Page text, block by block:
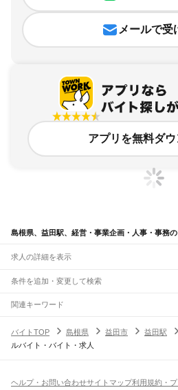
メールで受
アプリを無料ダ
島根県、益田駅、経営・事業企画・人事・事務
求人の詳細を表示
条件を追加・変更して検索
市区町村を追加・変更
島根県すべて
松江市浜田市 出雲市
駅を追加・変更
仁万駅馬路駅湯里駅温泉津駅石見福光駅黒松
職種を追加・変更
飲食・フードサービスすべて
関連キーワード
バイトTOP
島根県 益田市 益田駅
ルバイト・バイト・求人
ヘルプ・お問い合わせサイトマップ利用規約・